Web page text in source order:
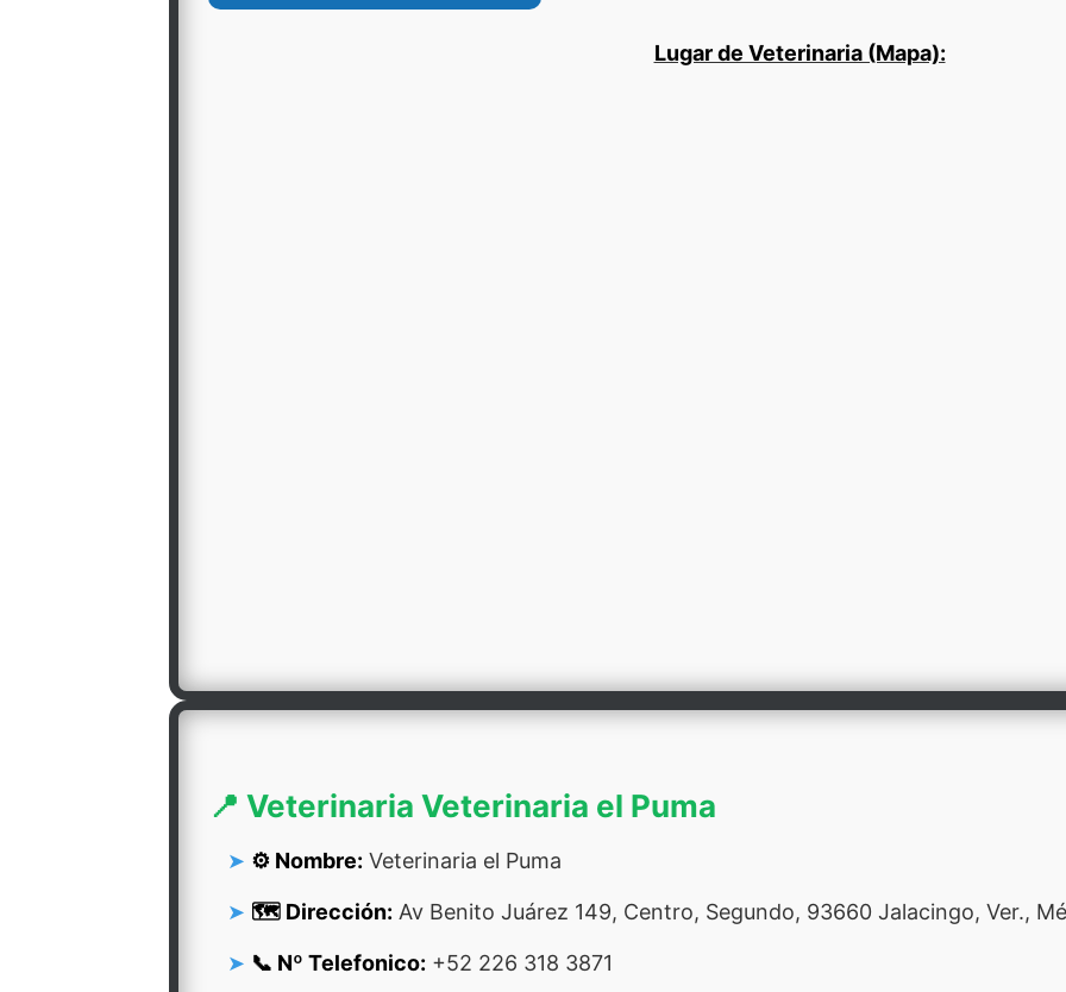
Lugar de Veterinaria (Mapa):
📍 Veterinaria Veterinaria el Puma
⚙️ Nombre: Veterinaria el Puma
🗺️ Dirección: Av Benito Juárez 149, Centro, Segundo, 93660 Jalacingo, Ver.,
📞 Nº Telefonico: +52 226 318 3871